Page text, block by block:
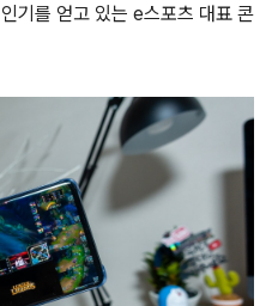
기를 얻고 있는 e스포츠 대표 콘